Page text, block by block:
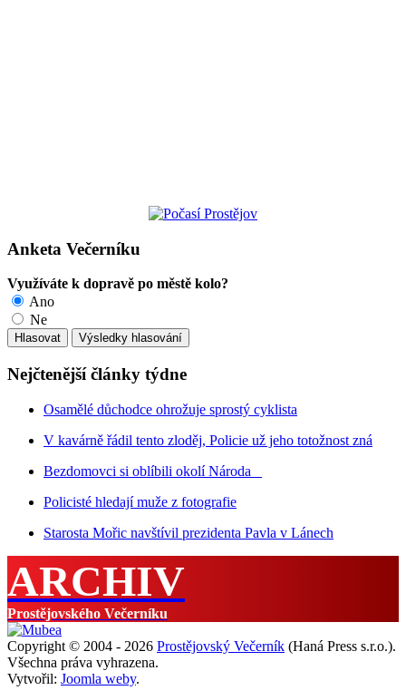
Anketa Večerníku
Využíváte k dopravě po městě kolo?
Ano
Ne
Nejčtenější články týdne
Osamělé důchodce ohrožuje sprostý cyklista
V kavárně řádil tento zloděj, Policie už jeho totožnost zná
Bezdomovci si oblíbili okolí Národa
Policisté hledají muže z fotografie
Starosta Mořic navštívil prezidenta Pavla v Lánech
ARCHIV
Prostějovského Večerníku
Copyright © 2004 - 2026 Prostějovský Večerník (Haná Press s.r.o.).
Všechna práva vyhrazena.
Vytvořil: Joomla weby.